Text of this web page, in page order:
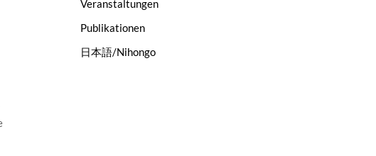
Veranstaltungen
Publikationen
日本語/Nihongo